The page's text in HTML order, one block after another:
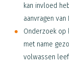
kan invloed
aanvragen
Onderzoek op
met name
volwassen